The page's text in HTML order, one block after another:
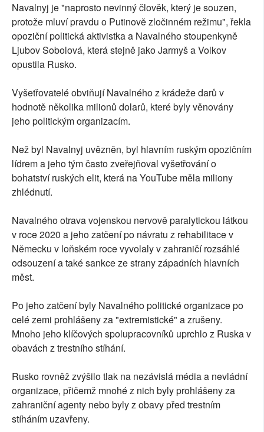
Navalnyj je "naprosto nevinný člověk, který je souzen,
protože mluví pravdu o Putinově zločinném režimu", řekla
opoziční politická aktivistka a Navalného stoupenkyně
Ljubov Sobolová, která stejně jako Jarmyš a Volkov
opustila Rusko.
Vyšetřovatelé obviňují Navalného z krádeže darů v
hodnotě několika milionů dolarů, které byly věnovány
jeho politickým organizacím.
Než byl Navalnyj uvězněn, byl hlavním ruským opozičním
lídrem a jeho tým často zveřejňoval vyšetřování o
bohatství ruských elit, která na YouTube měla miliony
zhlédnutí.
Navalného otrava vojenskou nervově paralytickou látkou
v roce 2020 a jeho zatčení po návratu z rehabilitace v
Německu v loňském roce vyvolaly v zahraničí rozsáhlé
odsouzení a také sankce ze strany západních hlavních
měst.
Po jeho zatčení byly Navalného politické organizace po
celé zemi prohlášeny za "extremistické" a zrušeny.
Mnoho jeho klíčových spolupracovníků uprchlo z Ruska v
obavách z trestního stíhání.
Rusko rovněž zvýšilo tlak na nezávislá média a nevládní
organizace, přičemž mnohé z nich byly prohlášeny za
zahraniční agenty nebo byly z obavy před trestním
stíháním uzavřeny.